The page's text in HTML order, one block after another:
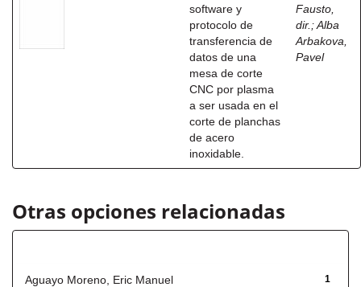
software y
protocolo de
transferencia de
datos de una
mesa de corte
CNC por plasma
a ser usada en el
corte de planchas
de acero
inoxidable.
Fausto,
dir. ;Alba
Arbakova,
Pavel
Otras opciones relacionadas
1
Aguayo Moreno, Eric Manuel